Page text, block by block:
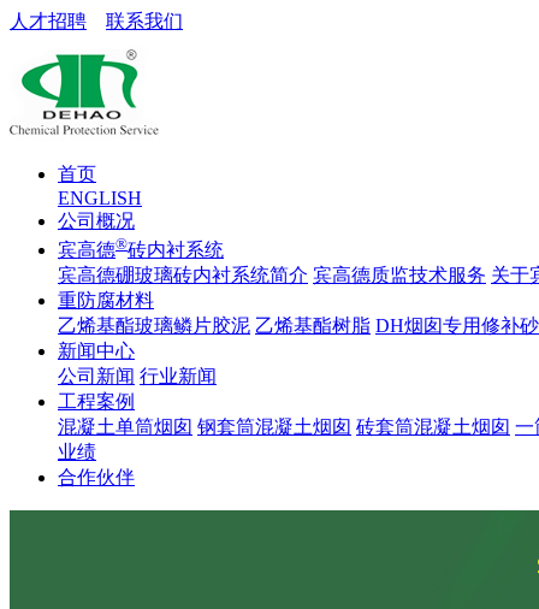
人才招聘 联系我们
首页
ENGLISH
公司概况
宾高德®砖内衬系统
宾高德硼玻璃砖内衬系统简介 宾高德质监技术服务 关于
重防腐材料
乙烯基酯玻璃鳞片胶泥 乙烯基酯树脂 DH烟囱专用修补
新闻中心
公司新闻 行业新闻
工程案例
混凝土单筒烟囱 钢套筒混凝土烟囱 砖套筒混凝土烟囱 一
业绩
合作伙伴